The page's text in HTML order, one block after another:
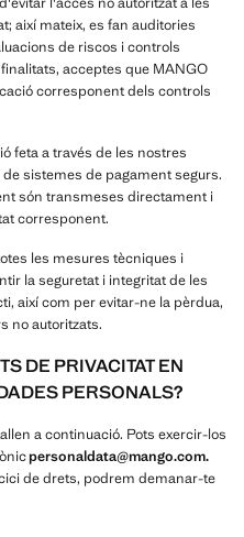
així mateix, es fan auditories
de riscos i controls
acceptes que MANGO
corresponent dels controls
feta a través de les nostres
sistemes de pagament segurs.
són transmeses directament i
corresponent.
les mesures tècniques i
la seguretat i integritat de les
així com per evitar-ne la pèrdua,
no autoritzats.
DE PRIVACITAT EN
PERSONALS?
a continuació. Pots exercir-los
personaldata@mango.com.
de drets, podrem demanar-te